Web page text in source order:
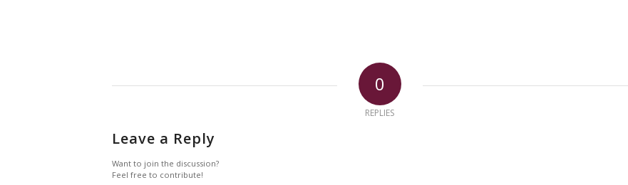
0
REPLIES
Leave a Reply
Want to join the discussion?
Feel free to contribute!